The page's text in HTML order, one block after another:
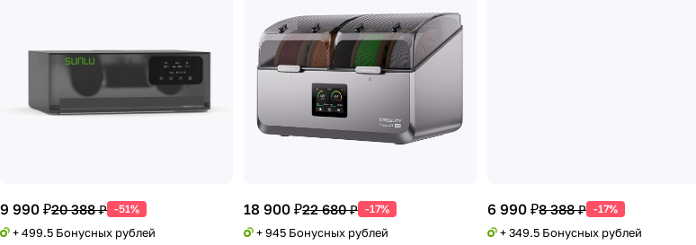
9 990 ₽20 388 ₽ -51%
+ 499.5 Бонусных рублей
18 900 ₽22 680 ₽ -17%
+ 945 Бонусных рублей
6 990 ₽8 388 ₽ -17%
+ 349.5 Бонусных рублей